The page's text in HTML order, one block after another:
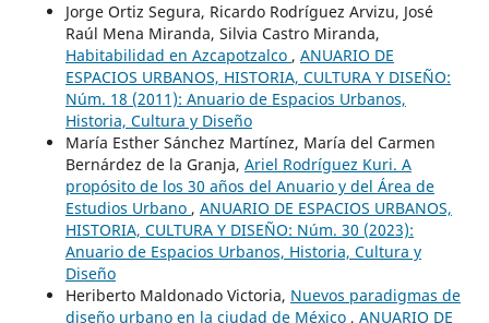
Jorge Ortiz Segura, Ricardo Rodríguez Arvizu, José
Raúl Mena Miranda, Silvia Castro Miranda,
Habitabilidad en Azcapotzalco , ANUARIO DE
ESPACIOS URBANOS, HISTORIA, CULTURA Y DISEÑO:
Núm. 18 (2011): Anuario de Espacios Urbanos,
Historia, Cultura y Diseño
María Esther Sánchez Martínez, María del Carmen
Bernárdez de la Granja, Ariel Rodríguez Kuri. A
propósito de los 30 años del Anuario y del Área de
Estudios Urbano , ANUARIO DE ESPACIOS URBANOS,
HISTORIA, CULTURA Y DISEÑO: Núm. 30 (2023):
Anuario de Espacios Urbanos, Historia, Cultura y
Diseño
Heriberto Maldonado Victoria, Nuevos paradigmas de
diseño urbano en la ciudad de México , ANUARIO DE